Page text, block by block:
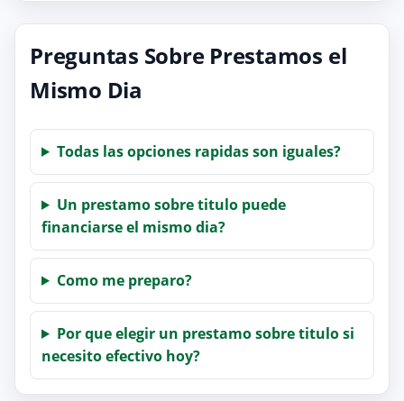
Preguntas Sobre Prestamos el
Mismo Dia
Todas las opciones rapidas son iguales?
Un prestamo sobre titulo puede
financiarse el mismo dia?
Como me preparo?
Por que elegir un prestamo sobre titulo si
necesito efectivo hoy?